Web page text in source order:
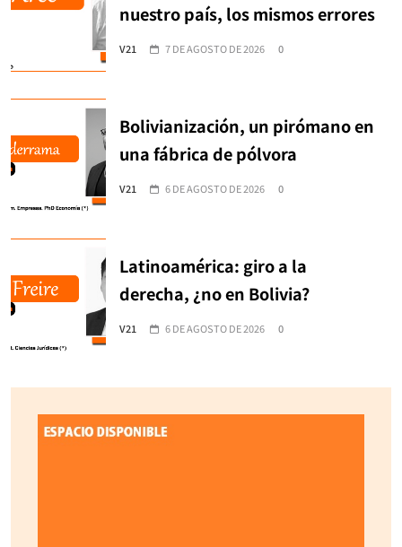
nuestro país, los mismos errores
V21 7 DE AGOSTO DE 2026 0
Bolivianización, un pirómano en
una fábrica de pólvora
V21 6 DE AGOSTO DE 2026 0
Latinoamérica: giro a la
derecha, ¿no en Bolivia?
V21 6 DE AGOSTO DE 2026 0